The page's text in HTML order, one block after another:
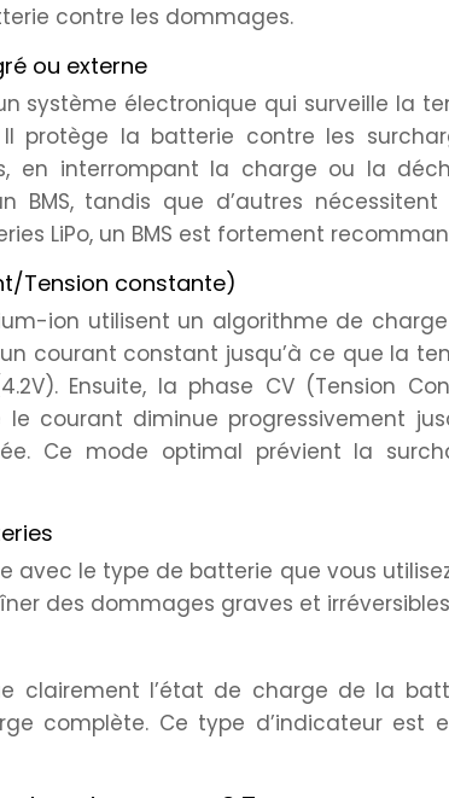
contre les dommages.
ou externe
système électronique qui surveille la
la batterie contre les
en interrompant la charge ou la
BMS, tandis que d’autres nécessitent
LiPo, un BMS est fortement
Tension constante)
ion utilisent un algorithme de charge
courant constant jusqu’à ce que la
Ensuite, la phase CV (Tension
courant diminue progressivement
Ce mode optimal prévient la
avec le type de batterie que vous
des dommages graves et
clairement l’état de charge de la
complète. Ce type d’indicateur est